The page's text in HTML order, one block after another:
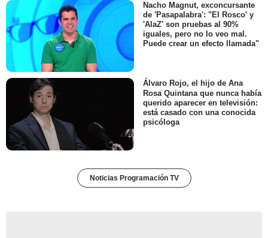
Nacho Magnut, exconcursante
de 'Pasapalabra': "El Rosco' y
'AlaZ' son pruebas al 90%
iguales, pero no lo veo mal.
Puede crear un efecto llamada"
Álvaro Rojo, el hijo de Ana
Rosa Quintana que nunca había
querido aparecer en televisión:
está casado con una conocida
psicóloga
Noticias Programación TV